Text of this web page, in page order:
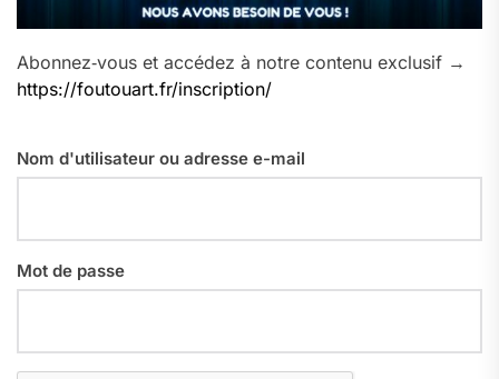
Abonnez‑vous et accédez à notre contenu exclusif →
https://foutouart.fr/inscription/
Nom d'utilisateur ou adresse e-mail
Mot de passe